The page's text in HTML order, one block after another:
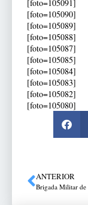
[foto=105091]
[foto=105090]
[foto=105089]
[foto=105088]
[foto=105087]
[foto=105085]
[foto=105084]
[foto=105083]
[foto=105082]
[foto=105080]
ANTERIOR